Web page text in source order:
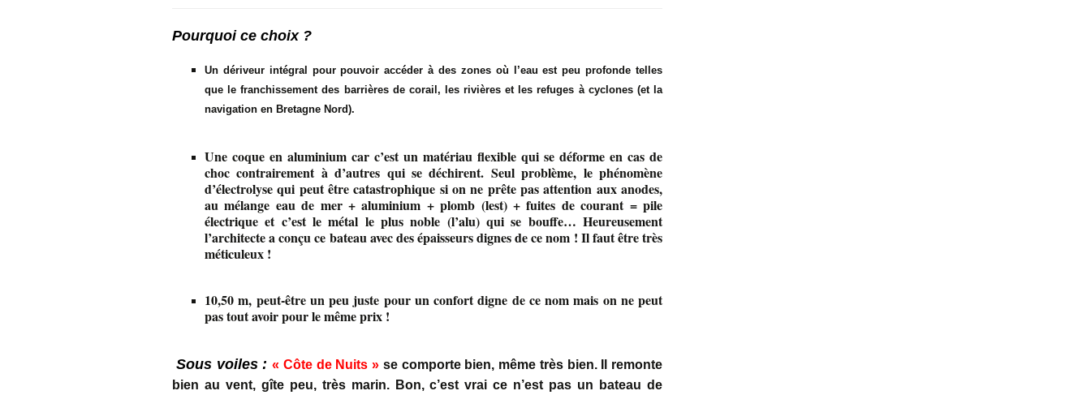
Pourquoi ce choix ?
Un dériveur intégral pour pouvoir accéder à des zones où l’eau est peu profonde telles
que le franchissement des barrières de corail, les rivières et les refuges à cyclones (et la
navigation en Bretagne Nord).
Une coque en aluminium car c’est un matériau flexible qui se déforme en cas de
choc contrairement à d’autres qui se déchirent. Seul problème, le phénomène
d’électrolyse qui peut être catastrophique si on ne prête pas attention aux anodes,
au mélange eau de mer + aluminium + plomb (lest) + fuites de courant = pile
électrique et c’est le métal le plus noble (l’alu) qui se bouffe… Heureusement
l’architecte a conçu ce bateau avec des épaisseurs dignes de ce nom ! Il faut être très
méticuleux !
10,50 m, peut-être un peu juste pour un confort digne de ce nom mais on ne peut
pas tout avoir pour le même prix !
Sous voiles : « Côte de Nuits » se comporte bien, même très bien. Il remonte
bien au vent, gîte peu, très marin. Bon, c’est vrai ce n’est pas un bateau de